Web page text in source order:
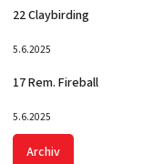
22 Claybirding
5.6.2025
17 Rem. Fireball
5.6.2025
Archiv